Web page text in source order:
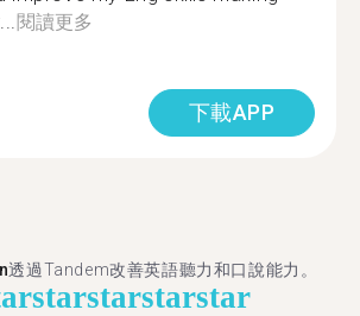
閱讀更多
下載APP
透過Tandem改善英語聽力和口說能力。
starstarstarstar